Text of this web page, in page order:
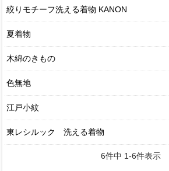
絞りモチーフ洗える着物 KANON
夏着物
木綿のきもの
色無地
江戸小紋
東レシルック 洗える着物
6件中 1-6件表示